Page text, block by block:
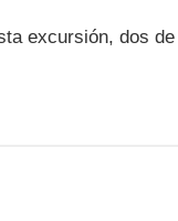
excursión, dos